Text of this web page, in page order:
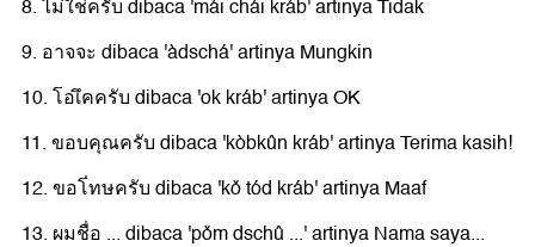
8. ไม่ใช่ครับ dibaca 'mái chái kráb' artinya Tidak
9. อาจจะ dibaca 'àdschá' artinya Mungkin
10. โอเึคครับ dibaca 'ok kráb' artinya OK
11. ขอบคุณครับ dibaca 'kòbkûn kráb' artinya Terima kasih!
12. ขอโ่ทษครับ dibaca 'kǒ tód kráb' artinya Maaf
13. ผมชื่อ ... dibaca 'pǒm dschû ...' artinya Nama saya...